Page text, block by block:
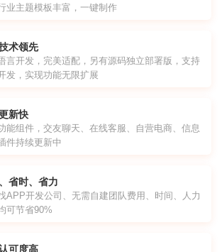
业主题模板丰富，一键制作
术领先
言开发，完美适配，另有源码独立部署版，支持
发，实现功能无限扩展
新快
能组件，交友聊天、在线客服、自营电商、信息
件持续更新中
省时、省力
APP开发公司、无需自建团队费用、时间、人力
可节省90%
可度高